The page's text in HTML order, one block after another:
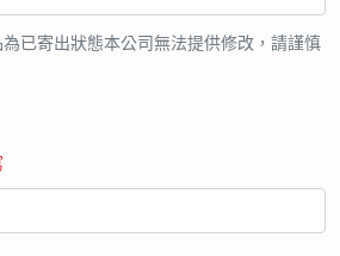
已寄出狀態本公司無法提供修改，請謹慎